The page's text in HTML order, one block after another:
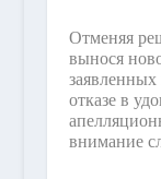
Отменяя
вынося
отказе в
внимание